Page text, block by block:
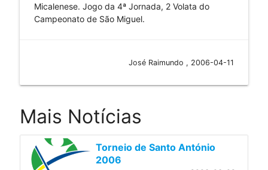
Micalenese. Jogo da 4ª Jornada, 2 Volata do
Campeonato de São Miguel.
José Raimundo , 2006-04-11
Mais Notícias
Torneio de Santo António
2006